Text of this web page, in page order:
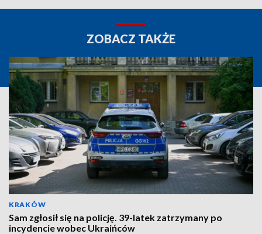
ZOBACZ TAKŻE
KRAKÓW
Sam zgłosił się na policję. 39-latek zatrzymany po
incydencie wobec Ukraińców